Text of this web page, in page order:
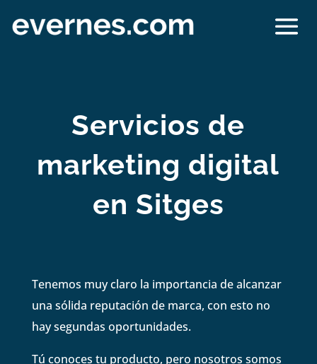
Servicios de
marketing digital
en Sitges
Tenemos muy claro la importancia de alcanzar
una sólida reputación de marca, con esto no
hay segundas oportunidades.
Tú conoces tu producto, pero nosotros somos